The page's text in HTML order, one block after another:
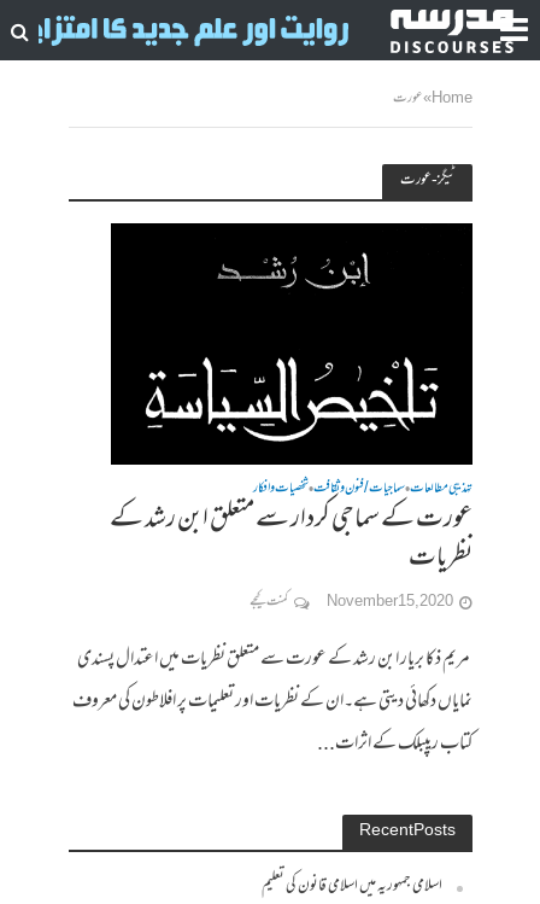
Home
»عورت
ٹیگز - عورت
تہذیبی مطالعات•سماجیات / فنون وثقافت•شخصیات وافکار
عورت کے سماجی کردار سے متعلق ابن رشد کے
نظریات
November 15, 2020 کمنت کیجے
مریم ذکا بریار ابن رشد کے عورت سے متعلق نظریات میں اعتدال پسندی
نمایاں دکھائی دیتی ہے۔ان کے نظریات اور تعلیمات پر افلاطون کی معروف
کتاب ریپبلک کے اثرات...
Recent Posts
اسلامی جمہوریہ میں اسلامی قانون کی تعلیم